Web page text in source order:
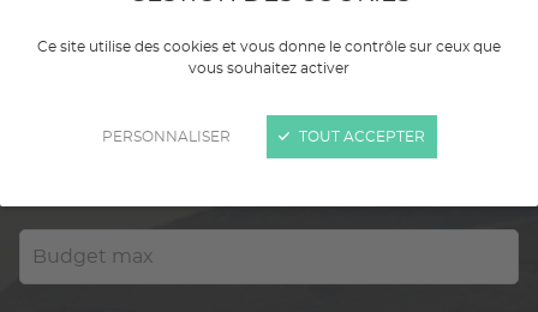
Ce site utilise des cookies et vous donne le contrôle sur ceux que
vous souhaitez activer
PERSONNALISER TOUT ACCEPTER
Budget max